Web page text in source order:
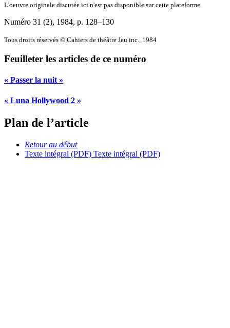
L'oeuvre originale discutée ici n'est pas disponible sur cette plateforme.
Numéro 31 (2), 1984, p. 128–130
Tous droits réservés © Cahiers de théâtre Jeu inc., 1984
Feuilleter les articles de ce numéro
« Passer la nuit »
« Luna Hollywood 2 »
Plan de l’article
Retour au début
Texte intégral (PDF) Texte intégral (PDF)